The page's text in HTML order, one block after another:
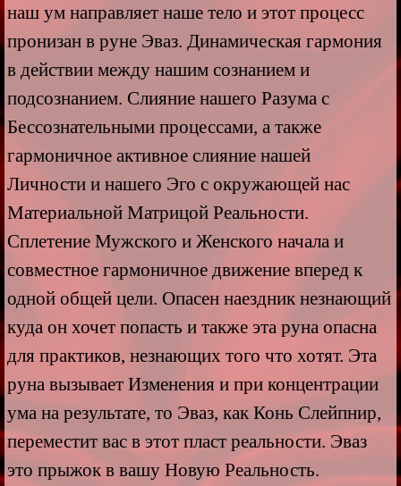
наш ум направляет наше тело и этот процесс
пронизан в руне Эваз. Динамическая гармония
в действии между нашим сознанием и
подсознанием. Слияние нашего Разума с
Бессознательными процессами, а также
гармоничное активное слияние нашей
Личности и нашего Эго с окружающей нас
Материальной Матрицой Реальности.
Сплетение Мужского и Женского начала и
совместное гармоничное движение вперед к
одной общей цели. Опасен наездник незнающий
куда он хочет попасть и также эта руна опасна
для практиков, незнающих того что хотят. Эта
руна вызывает Изменения и при концентрации
ума на результате, то Эваз, как Конь Слейпнир,
переместит вас в этот пласт реальности. Эваз
это прыжок в вашу Новую Реальность.